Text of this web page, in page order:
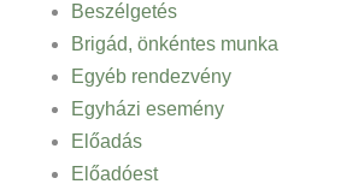
Beszélgetés
Brigád, önkéntes munka
Egyéb rendezvény
Egyházi esemény
Előadás
Előadóest